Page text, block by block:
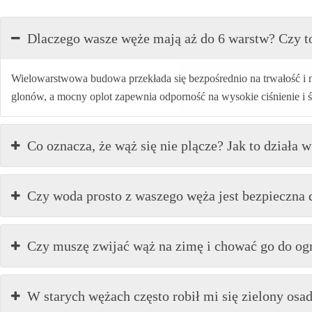
Dlaczego wasze węże mają aż do 6 warstw? Czy
Wielowarstwowa budowa przekłada się bezpośrednio na
glonów, a mocny oplot zapewnia odporność na wysokie ciśnienie i
Co oznacza, że wąż się nie plącze? Jak to działa
Czy woda prosto z waszego węża jest
Czy muszę zwijać wąż na zimę i chować go do
W starych wężach często robił mi się zielony